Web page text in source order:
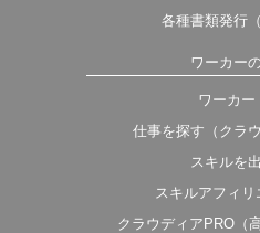
各種書類発行
ワーカー
ワーカー
仕事を探す（クラ
スキルを
スキルアフィリ
クラウディアPRO（